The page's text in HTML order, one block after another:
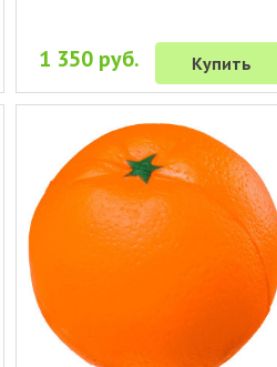
1 350 руб. Купить